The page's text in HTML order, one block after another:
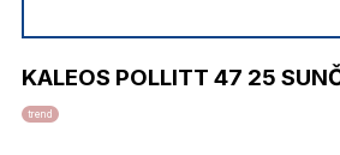
KALEOS POLLITT 47 25
trend